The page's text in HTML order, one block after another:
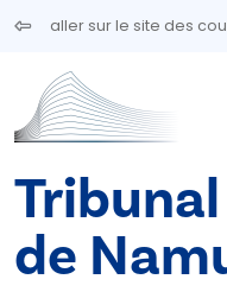
Aller au contenu principal
aller sur le site des
de